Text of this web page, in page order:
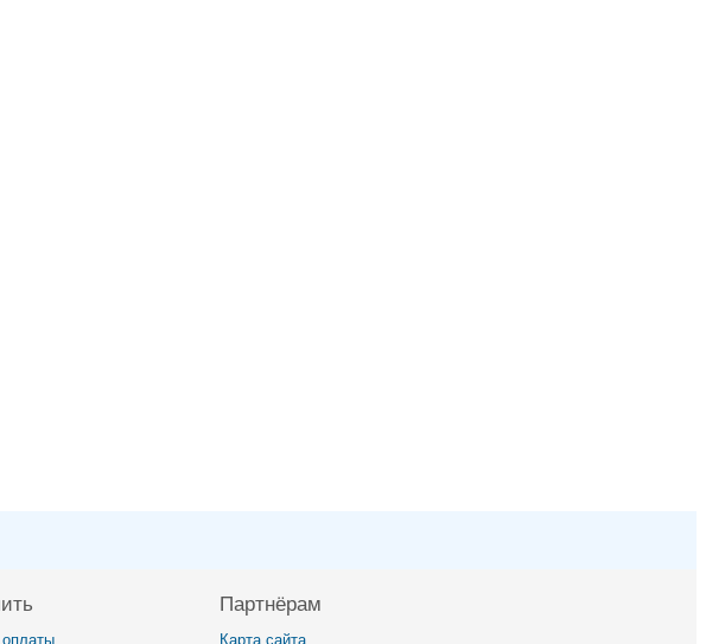
Партнёрам
Карта сайта